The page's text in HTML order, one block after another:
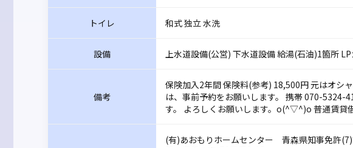
トイレ 和式 独立 水洗
設備 上水道設備(公営) 下水道設備 給湯(石油)1箇所
備考
保険加入2年間 保険料(参考) 18,500円 元はオシ
は、事前予約をお願いします。 携帯 070-5324-
す。 よろしくお願いします。o(^▽^)o 普通賃貸
(有)あおもりホームセンター 青森県知事免許